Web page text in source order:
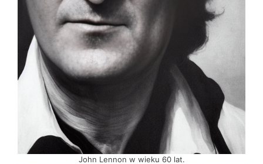
John Lennon w wieku 60 lat.